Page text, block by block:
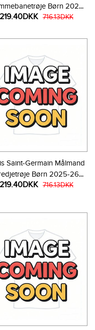
Børn 2025-
(+ Korte bukser)
219.40DKK 716.13DKK
Saint-Germain Målmand
Børn 2025-26
(+ Korte bukser)
219.40DKK 716.13DKK